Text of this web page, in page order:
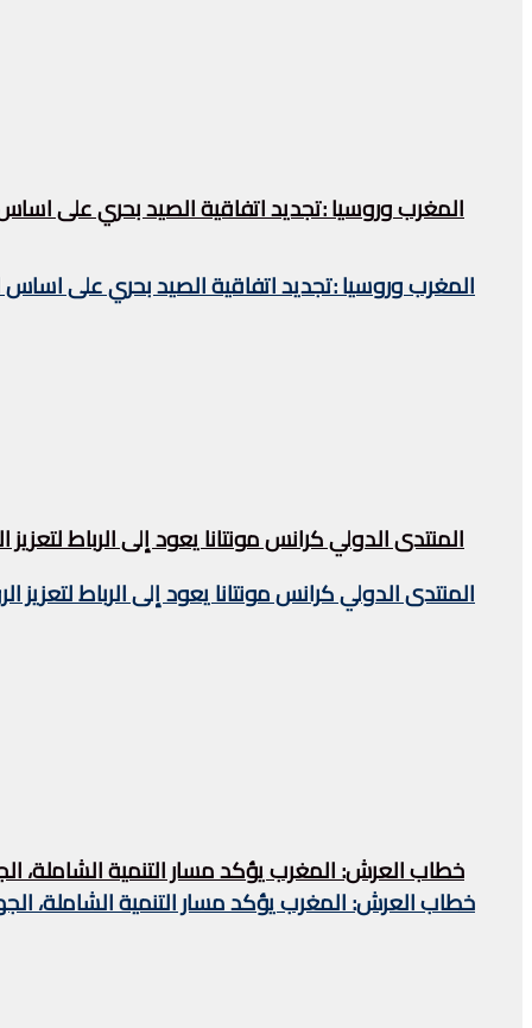
المغرب وروسيا :تجديد اتفاقية الصيد بحري على
المنتدى الدولي كرانس مونتانا يعود إلى الرباط لتعزيز
خطاب العرش: المغرب يؤكد مسار التنمية الشاملة،
المغرب وروسيا :تجديد اتفاقية الصيد بحري على اساس
المنتدى الدولي كرانس مونتانا يعود إلى الرباط لتعزيز
خطاب العرش: المغرب يؤكد مسار التنمية الشاملة،